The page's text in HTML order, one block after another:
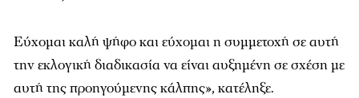
Εύχομαι καλή ψήφο και εύχομαι η συμμετοχή σε αυτή
την εκλογική διαδικασία να είναι αυξημένη σε σχέση με
αυτή της προηγούμενης κάλπης», κατέληξε.